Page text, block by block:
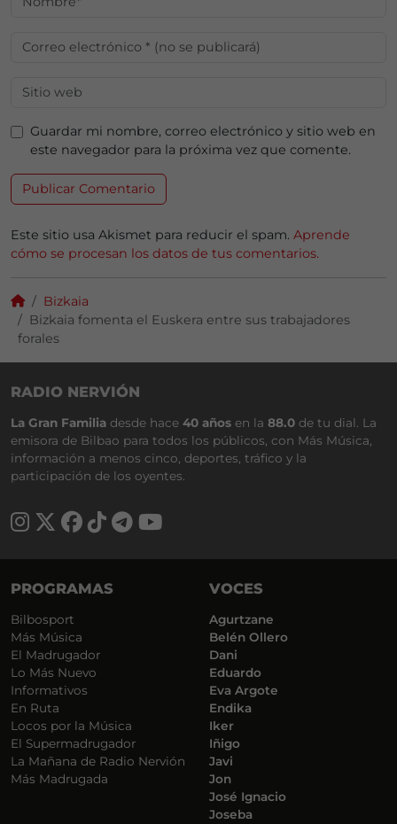
Guardar mi nombre, correo electrónico y sitio web en
este navegador para la próxima vez que comente.
Este sitio usa Akismet para reducir el spam. Aprende
cómo se procesan los datos de tus comentarios.
Bizkaia
Bizkaia fomenta el Euskera entre sus trabajadores
forales
RADIO NERVIÓN
La Gran Familia desde hace 40 años en la 88.0 de tu dial. La
emisora de Bilbao para todos los públicos, con Más Música,
información a menos cinco, deportes, tráfico y la
participación de los oyentes.
PROGRAMAS
Bilbosport
Más Música
El Madrugador
Lo Más Nuevo
Informativos
En Ruta
Locos por la Música
El Supermadrugador
La Mañana de Radio Nervión
Más Madrugada
VOCES
Agurtzane
Belén Ollero
Dani
Eduardo
Eva Argote
Endika
Iker
Iñigo
Javi
Jon
José Ignacio
Joseba